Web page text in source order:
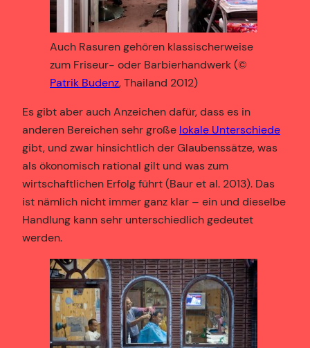
Auch Rasuren gehören klassischerweise
zum Friseur- oder Barbierhandwerk (©
Patrik Budenz, Thailand 2012)
Es gibt aber auch Anzeichen dafür, dass es in
anderen Bereichen sehr große lokale Unterschiede
gibt, und zwar hinsichtlich der Glaubenssätze, was
als ökonomisch rational gilt und was zum
wirtschaftlichen Erfolg führt (Baur et al. 2013). Das
ist nämlich nicht immer ganz klar – ein und dieselbe
Handlung kann sehr unterschiedlich gedeutet
werden.